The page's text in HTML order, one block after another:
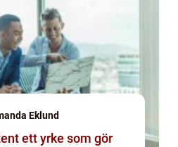
Eklund
gör